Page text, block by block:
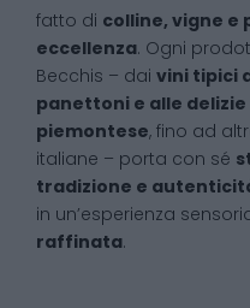
fatto di colline, vigne
eccellenza. Ogni
Becchis – dai vini tipici
panettoni e alle
piemontese, fino ad
italiane – porta con sé
tradizione e
in un’esperienza
raffinata.